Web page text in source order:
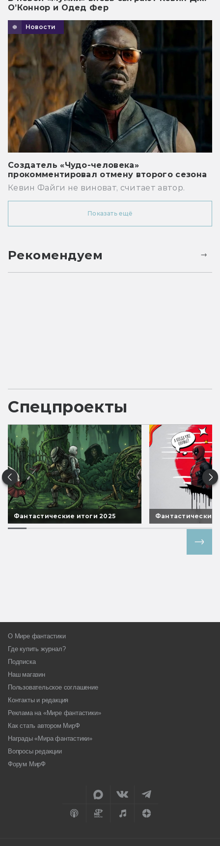
О’Коннор и Одед Фер
Новости
Создатель «Чудо-человека»
прокомментировал отмену второго сезона
Кевин Файги не виноват, считает автор.
Показать ещё
Рекомендуем
Спецпроекты
Фантастические итоги 2025 Фантастические
О Мире фантастики
Где купить журнал?
Подписка
Наш магазин
Пользовательское соглашение
Контакты и редакция
Реклама на «Мире фантастики»
Как стать автором МирФ
Награды «Мира фантастики»
Вопросы редакции
Форум МирФ